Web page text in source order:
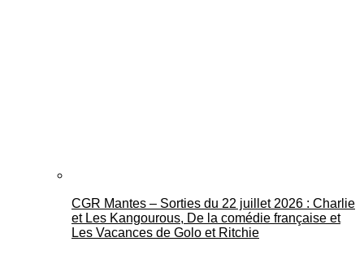
CGR Mantes – Sorties du 22 juillet 2026 : Charlie
et Les Kangourous, De la comédie française et
Les Vacances de Golo et Ritchie